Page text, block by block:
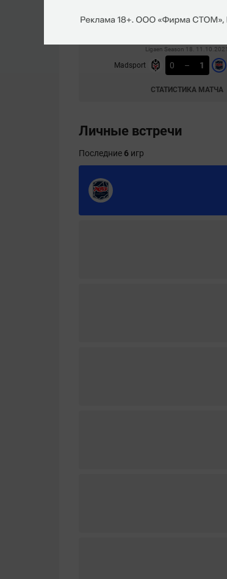
СТАТИСТИКА МАТЧА
Ligaen Season 18. 11.10.2021
Madsport 0 – 1
СТАТИСТИКА МАТЧА
Личные встречи
Последние 6игр